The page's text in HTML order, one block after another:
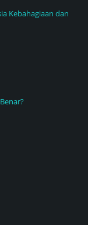
Kebahagiaan dan